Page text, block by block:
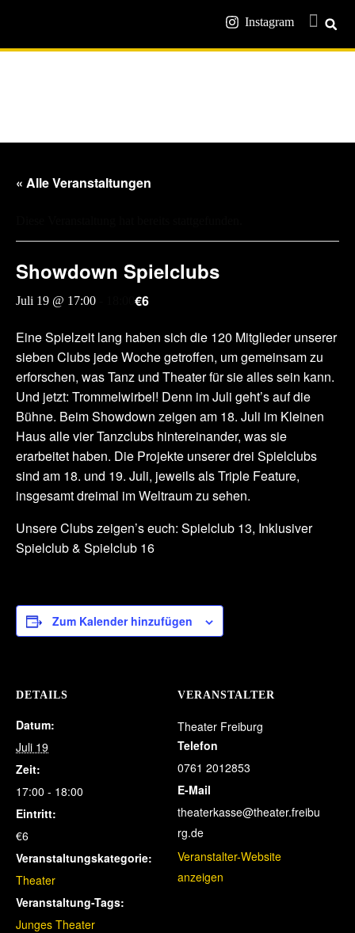
Instagram
« Alle Veranstaltungen
Showdown Spielclubs
Juli 19 @ 17:00
€6
Eine Spielzeit lang haben sich die 120 Mitglieder unserer
sieben Clubs jede Woche getroffen, um gemeinsam zu
erforschen, was Tanz und Theater für sie alles sein kann.
Und jetzt: Trommelwirbel! Denn im Juli geht’s auf die
Bühne. Beim Showdown zeigen am 18. Juli im Kleinen
Haus alle vier Tanzclubs hintereinander, was sie
erarbeitet haben. Die Projekte unserer drei Spielclubs
sind am 18. und 19. Juli, jeweils als Triple Feature,
insgesamt dreimal im Weltraum zu sehen.
Unsere Clubs zeigen’s euch: Spielclub 13, Inklusiver
Spielclub & Spielclub 16
Zum Kalender hinzufügen
DETAILS
Datum:
Juli 19
Zeit:
17:00 - 18:00
Eintritt:
€6
Veranstaltungskategorie:
Theater
Veranstaltung-Tags:
Junges Theater
VERANSTALTER
Theater Freiburg
Telefon
0761 2012853
E-Mail
theaterkasse@theater.freibu
rg.de
Veranstalter-Website
anzeigen